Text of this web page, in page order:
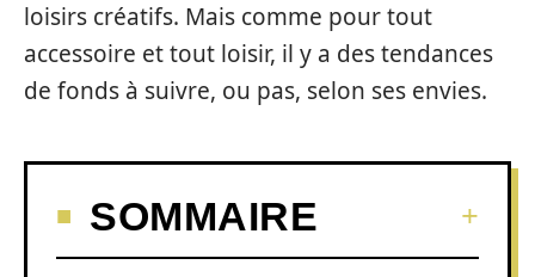
loisirs créatifs. Mais comme pour tout
accessoire et tout loisir, il y a des tendances
de fonds à suivre, ou pas, selon ses envies.
SOMMAIRE